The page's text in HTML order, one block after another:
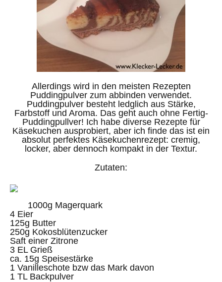
Allerdings wird in den meisten Rezepten
Puddingpulver zum abbinden verwendet.
Puddingpulver besteht ledglich aus Stärke,
Farbstoff und Aroma. Das geht auch ohne Fertig-
Puddingpullver! Ich habe diverse Rezepte für
Käsekuchen ausprobiert, aber ich finde das ist ein
absolut perfektes Käsekuchenrezept: cremig,
locker, aber dennoch kompakt in der Textur.
Zutaten:
1000g Magerquark
4 Eier
125g Butter
250g Kokosblütenzucker
Saft einer Zitrone
3 EL Grieß
ca. 15g Speisestärke
1 Vanilleschote bzw das Mark davon
1 TL Backpulver